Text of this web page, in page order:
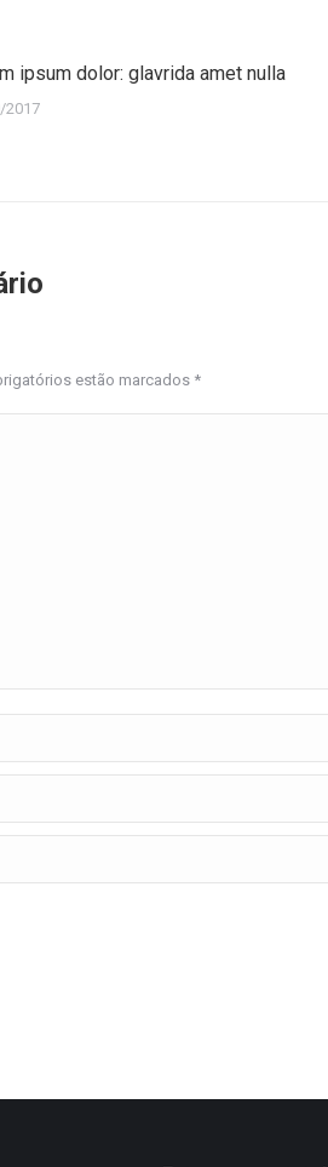
ipsum dolor: glavrida amet nulla
2017
estão marcados *